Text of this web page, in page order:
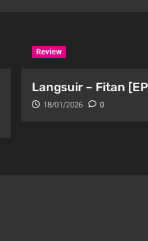
Review
Langsuir – Fitan
18/01/2026 0